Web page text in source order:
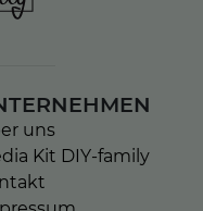
uns
Kit DIY-family